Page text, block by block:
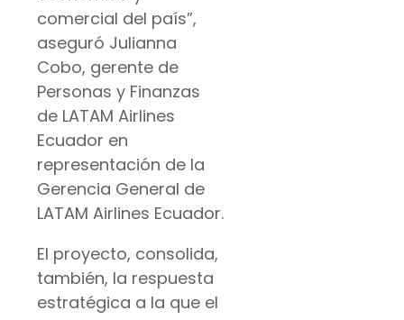
comercial del país”,
aseguró Julianna
Cobo, gerente de
Personas y Finanzas
de LATAM Airlines
Ecuador en
representación de la
Gerencia General de
LATAM Airlines Ecuador.
El proyecto, consolida,
también, la respuesta
estratégica a la que el